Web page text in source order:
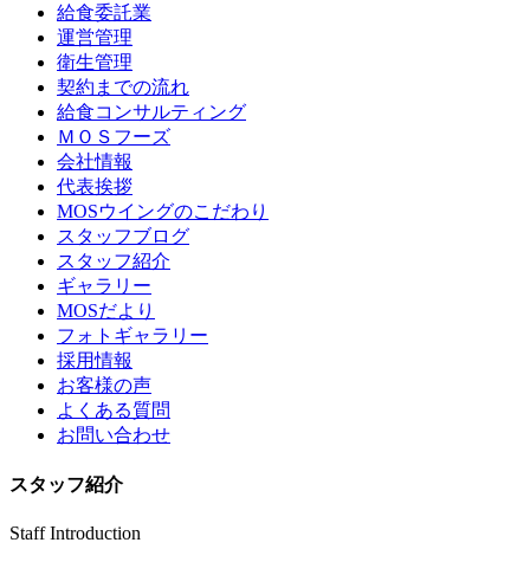
給食委託業
運営管理
衛生管理
契約までの流れ
給食コンサルティング
ＭＯＳフーズ
会社情報
代表挨拶
MOSウイングのこだわり
スタッフブログ
スタッフ紹介
ギャラリー
MOSだより
フォトギャラリー
採用情報
お客様の声
よくある質問
お問い合わせ
スタッフ紹介
Staff Introduction